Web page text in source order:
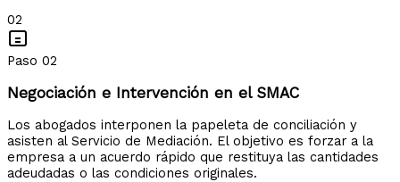
02
Paso 02
Negociación e Intervención en el SMAC
Los abogados interponen la papeleta de conciliación y
asisten al Servicio de Mediación. El objetivo es forzar a la
empresa a un acuerdo rápido que restituya las cantidades
adeudadas o las condiciones originales.